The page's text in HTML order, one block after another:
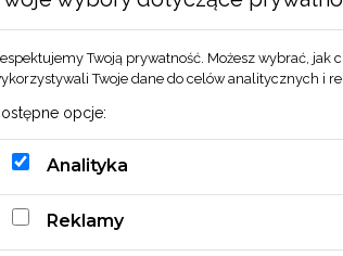
Twoją prywatność. Możesz wybrać, jak
Twoje dane do celów analitycznych i
opcje:
Analityka
Reklamy